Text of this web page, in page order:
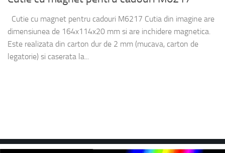
Cutie cu magnet pentru cadouri M6217 Cutia din imagine are
dimensiunea de 164x114x20 mm si are inchidere magnetica.
Este realizata din carton dur de 2 mm (mucava, carton de
legatorie) si caserata la...